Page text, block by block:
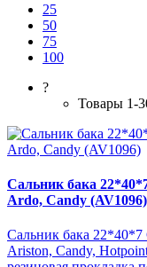
25
50
75
100
?
Товары 1-
Сальник бака
Ardo, Candy (AV1096)
Сальник бака
Ariston, Candy,